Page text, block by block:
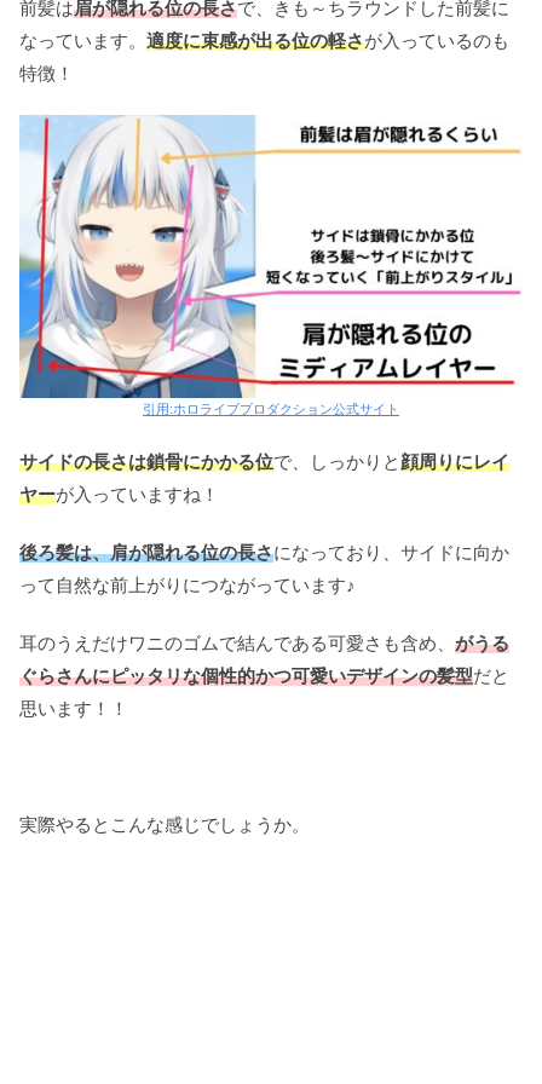
前髪は眉が隠れる位の長さで、きも～ちラウンドした前髪に
なっています。 適度に束感が出る位の軽さが入っているのも
特徴！
引用:ホロライブプロダクション公式サイト
サイドの長さは鎖骨にかかる位で、しっかりと顔周りにレイ
ヤーが入っていますね！
後ろ髪は、肩が隠れる位の長さになっており、サイドに向か
って自然な前上がりにつながっています♪
耳のうえだけワニのゴムで結んである可愛さも含め、 がうる
ぐらさんにピッタリな個性的かつ可愛いデザインの髪型だと
思います！！
実際やるとこんな感じでしょうか。